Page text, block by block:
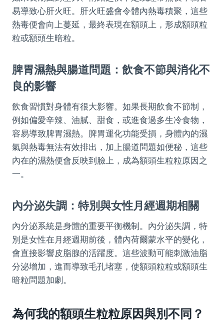
易導致心肝火旺。肝火旺盛會令體內熱毒積聚，這些
熱毒便會向上蔓延，最終表現在額頭上，形成額頭粒
粒或額頭生暗粒。
脾胃濕熱與腸道問題：飲食不節與消化不
良的影響
飲食習慣對身體有很大影響。如果長期飲食不節制，
例如偏愛辛辣、油膩、甜食，或進食過多生冷食物，
容易導致脾胃濕熱。脾胃運化功能受損，身體內的濕
氣與熱毒無法有效排出，加上腸道問題如便秘，這些
內在的濕熱便會反映到臉上，成為額頭生粒粒原因之
一。
內分泌失調：特別與女性月經週期相關
內分泌系統是身體的重要平衡機制。內分泌失調，特
別是女性在月經週期前後，體內荷爾蒙水平的變化，
會直接影響皮脂腺的活躍度。這些波動可能刺激油脂
分泌增加，進而導致毛孔堵塞，使額頭粒粒或額頭生
暗粒問題加劇。
為何我的額頭生粒粒原因與別不同？